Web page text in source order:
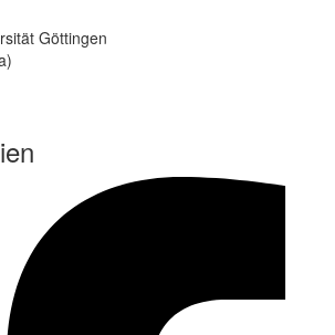
Göttingen